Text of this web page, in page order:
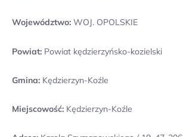
Województwo: WOJ. OPOLSKIE
Powiat: Powiat kędzierzyńsko-kozielski
Gmina: Kędzierzyn-Koźle
Miejscowość: Kędzierzyn-Koźle